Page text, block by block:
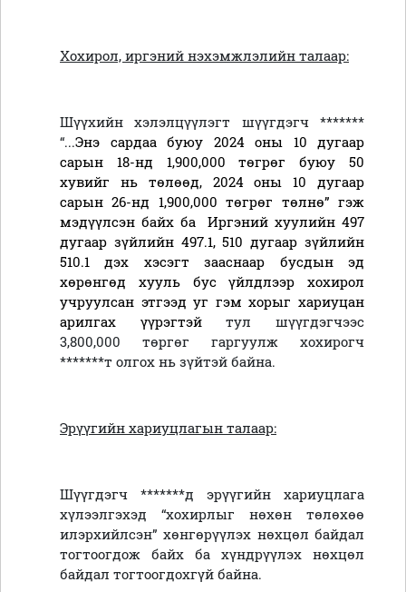
Хохирол, иргэний нэхэмжлэлийн талаар:
Шүүхийн хэлэлцүүлэгт шүүгдэгч *******
“...Энэ сардаа буюу 2024 оны 10 дугаар
сарын 18-нд 1,900,000 төгрөг буюу 50
хувийг нь төлөөд, 2024 оны 10 дугаар
сарын 26-нд 1,900,000 төгрөг төлнө” гэж
мэдүүлсэн байх ба Иргэний хуулийн 497
дугаар зүйлийн 497.1, 510 дугаар зүйлийн
510.1 дэх хэсэгт зааснаар бусдын эд
хөрөнгөд хууль бус үйлдлээр хохирол
учруулсан этгээд уг гэм хорыг хариуцан
арилгах үүрэгтэйтул шүүгдэгчээс
3,800,000 төргөг гаргуулж хохирогч
*******т олгох нь зүйтэй байна.
Эрүүгийн хариуцлагын талаар:
Шүүгдэгч *******д эрүүгийн хариуцлага
хүлээлгэхэд “хохирлыг нөхөн төлөхөө
илэрхийлсэн” хөнгөрүүлэх нөхцөл байдал
тогтоогдож байх ба хүндрүүлэх нөхцөл
байдал тогтоогдохгүй байна.